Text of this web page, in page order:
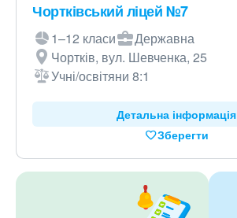
Чортківський ліцей №7
1–12 класи
Державна
Чортків, вул. Шевченка, 25
Учні/освітяни 8:1
Детальна інформація
Зберегти